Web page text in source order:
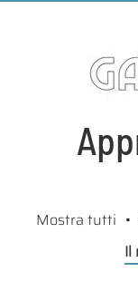
Mostra tutti
Il